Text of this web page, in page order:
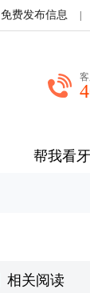
免费发布信息
帮我看牙
相关阅读